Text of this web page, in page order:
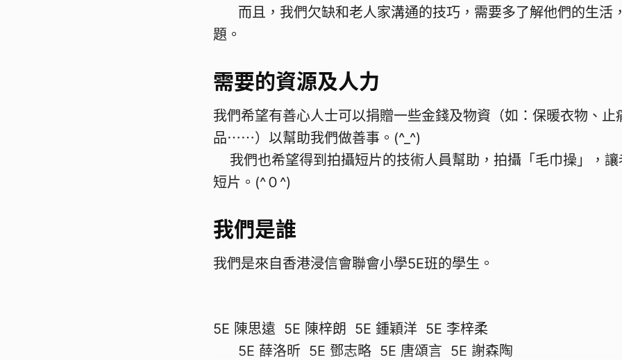
而且，我們欠缺和老人家溝通的技巧，需要多了解他們的生活
題。
需要的資源及人力
我們希望有善心人士可以捐贈一些金錢及物資（如：保暖衣物、止
品⋯⋯）以幫助我們做善事
我們也希望得到拍攝短片的技術人員幫助，拍攝「毛巾操」，讓
短片。(^０^)
我們是誰
我們是來自香港浸信會聯會小學5E班
5E 陳思遠 5E 陳梓朗 5E 鍾穎洋
5E 薛洛昕 5E 鄧志略 5E 唐頌言 5E 謝森陶